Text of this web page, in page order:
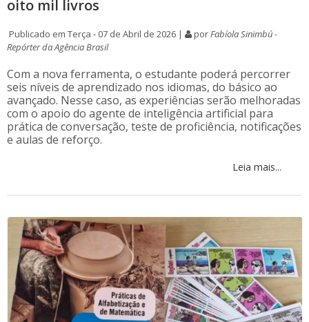
oito mil livros
Publicado em Terça - 07 de Abril de 2026 | porFabíola Sinimbú -
Repórter da Agência Brasil
Com a nova ferramenta, o estudante poderá percorrer
seis níveis de aprendizado nos idiomas, do básico ao
avançado. Nesse caso, as experiências serão melhoradas
com o apoio do agente de inteligência artificial para
prática de conversação, teste de proficiência, notificações
e aulas de reforço.
Leia mais...